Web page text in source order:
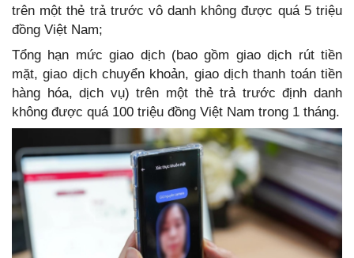
trên một thẻ trả trước vô danh không được quá 5 triệu
đồng Việt Nam;
Tổng hạn mức giao dịch (bao gồm giao dịch rút tiền
mặt, giao dịch chuyển khoản, giao dịch thanh toán tiền
hàng hóa, dịch vụ) trên một thẻ trả trước định danh
không được quá 100 triệu đồng Việt Nam trong 1 tháng.